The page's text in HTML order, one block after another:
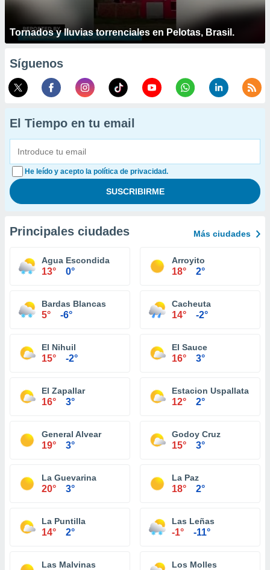
Tornados y lluvias torrenciales en Pelotas, Brasil.
Síguenos
El Tiempo en tu email
He leído y acepto la política de privacidad.
Principales ciudades Más ciudades
Agua Escondida
13° 0°
Arroyito
18° 2°
Bardas Blancas
5° -6°
Cacheuta
14° -2°
El Nihuil
15° -2°
El Sauce
16° 3°
El Zapallar
16° 3°
Estacion Uspallata
12° 2°
General Alvear
19° 3°
Godoy Cruz
15° 3°
La Guevarina
20° 3°
La Paz
18° 2°
La Puntilla
14° 2°
Las Leñas
-1° -11°
Las Malvinas Los Molles